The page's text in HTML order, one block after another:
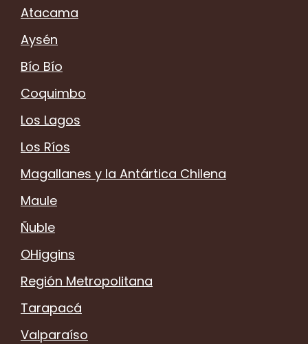
Atacama
Aysén
Bío Bío
Coquimbo
Los Lagos
Los Ríos
Magallanes y la Antártica Chilena
Maule
Ñuble
OHiggins
Región Metropolitana
Tarapacá
Valparaíso